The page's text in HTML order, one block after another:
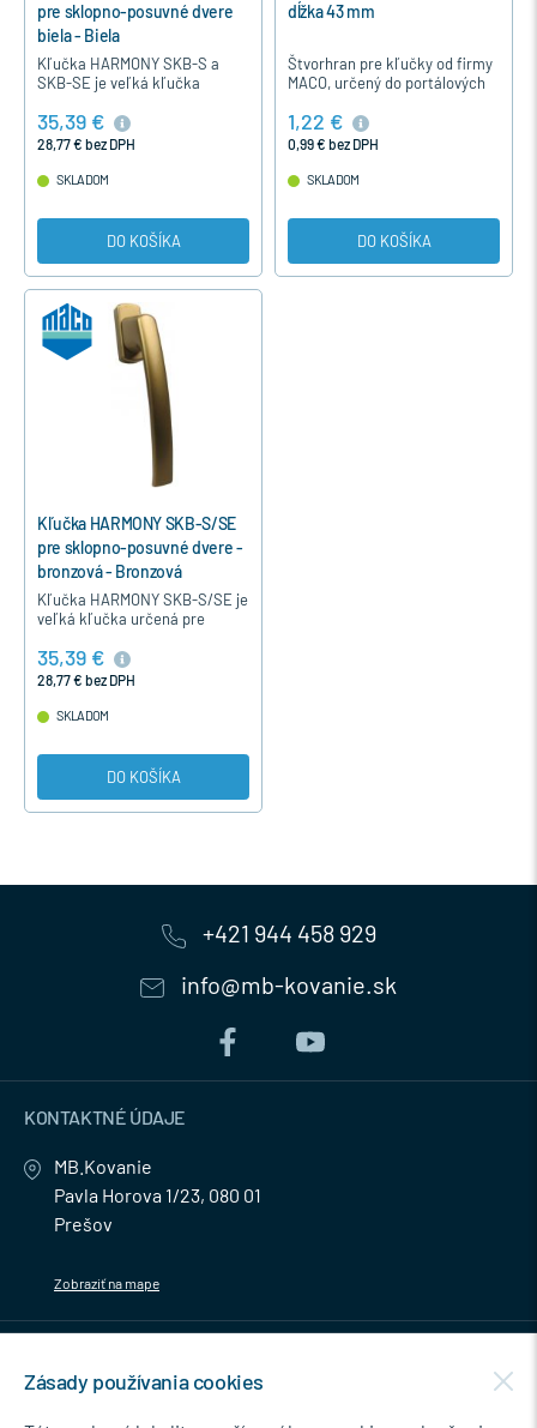
pre sklopno-posuvné dvere
biela - Biela
Kľučka HARMONY SKB-S a
SKB-SE je veľká kľučka
drevené aj plastové dvere. Jej
dlhý úchyt umožňuje
35,39 €
28,77 € bez DPH
SKLADOM
DO KOŠÍKA
dĺžka 43 mm
Štvorhran pre kľučky od firmy
MACO, určený do portálových
1,22 €
0,99 € bez DPH
SKLADOM
DO KOŠÍKA
Kľučka HARMONY SKB-S/SE
pre sklopno-posuvné dvere -
bronzová - Bronzová
Kľučka HARMONY SKB-S/SE je
veľká kľučka určená pre
plastové dvere. Jej dlhý úchyt
umožňuje jednoduché a
35,39 €
28,77 € bez DPH
SKLADOM
DO KOŠÍKA
+421 944 458 929
info@mb-kovanie.sk
KONTAKTNÉ ÚDAJE
MB.Kovanie
Pavla Horova 1/23, 080 01
Prešov
Zobraziť na mape
Zásady používania cookies